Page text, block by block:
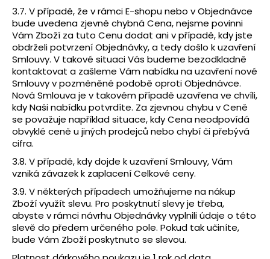
3.7. V případě, že v rámci E-shopu nebo v Objednávce
bude uvedena zjevně chybná Cena, nejsme povinni
Vám Zboží za tuto Cenu dodat ani v případě, kdy jste
obdrželi potvrzení Objednávky, a tedy došlo k uzavření
Smlouvy. V takové situaci Vás budeme bezodkladně
kontaktovat a zašleme Vám nabídku na uzavření nové
Smlouvy v pozměněné podobě oproti Objednávce.
Nová Smlouva je v takovém případě uzavřena ve chvíli,
kdy Naši nabídku potvrdíte. Za zjevnou chybu v Ceně
se považuje například situace, kdy Cena neodpovídá
obvyklé ceně u jiných prodejců nebo chybí či přebývá
cifra.
3.8. V případě, kdy dojde k uzavření Smlouvy, Vám
vzniká závazek k zaplacení Celkové ceny.
3.9. V některých případech umožňujeme na nákup
Zboží využít slevu. Pro poskytnutí slevy je třeba,
abyste v rámci návrhu Objednávky vyplnili údaje o této
slevě do předem určeného pole. Pokud tak učiníte,
bude Vám Zboží poskytnuto se slevou.